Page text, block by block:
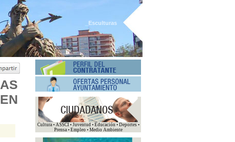
_Esculturas
Cultura • ASSCI • Juventud • Educación • Deportes •
Prensa • Empleo • Medio Ambiente